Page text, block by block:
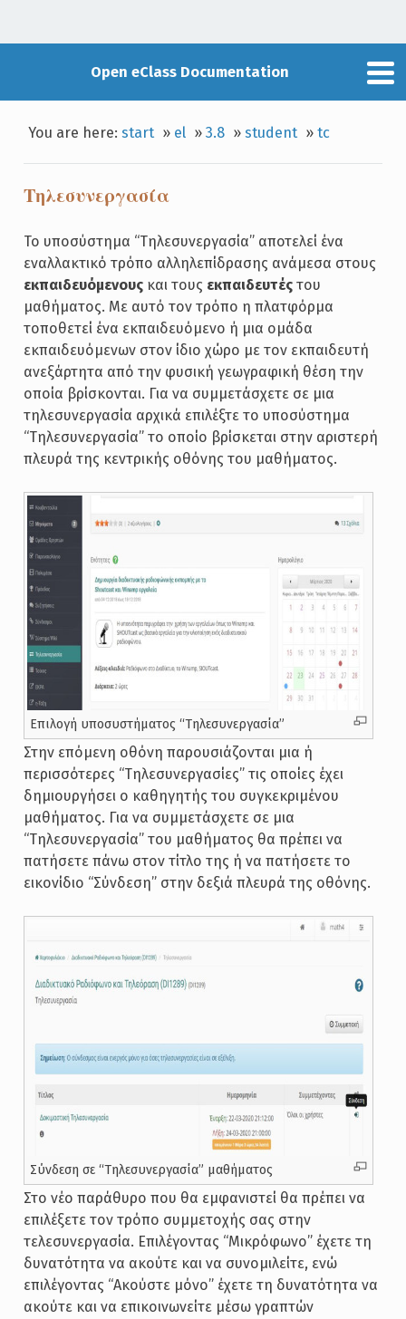
Open eClass Documentation
You are here:start » el »3.8 »student »tc
Τηλεσυνεργασία
Το υποσύστημα “Τηλεσυνεργασία” αποτελεί ένα
εναλλακτικό τρόπο αλληλεπίδρασης ανάμεσα στους
εκπαιδευόμενουςκαι τους εκπαιδευτέςτου
μαθήματος. Με αυτό τον τρόπο η πλατφόρμα
τοποθετεί ένα εκπαιδευόμενο ή μια ομάδα
εκπαιδευόμενων στον ίδιο χώρο με τον εκπαιδευτή
ανεξάρτητα από την φυσική γεωγραφική θέση την
οποία βρίσκονται. Για να συμμετάσχετε σε μια
τηλεσυνεργασία αρχικά επιλέξτε το υποσύστημα
“Τηλεσυνεργασία” το οποίο βρίσκεται στην αριστερή
πλευρά της κεντρικής οθόνης του μαθήματος.
Επιλογή υποσυστήματος “Τηλεσυνεργασία”
Στην επόμενη οθόνη παρουσιάζονται μια ή
περισσότερες “Τηλεσυνεργασίες” τις οποίες έχει
δημιουργήσει ο καθηγητής του συγκεκριμένου
μαθήματος. Για να συμμετάσχετε σε μια
“Tηλεσυνεργασία” του μαθήματος θα πρέπει να
πατήσετε πάνω στον τίτλο της ή να πατήσετε το
εικονίδιο “Σύνδεση” στην δεξιά πλευρά της οθόνης.
Σύνδεση σε “Τηλεσυνεργασία” μαθήματος
Στο νέο παράθυρο που θα εμφανιστεί θα πρέπει να
επιλέξετε τον τρόπο συμμετοχής σας στην
τελεσυνεργασία. Επιλέγοντας “Μικρόφωνο” έχετε τη
δυνατότητα να ακούτε και να συνομιλείτε, ενώ
επιλέγοντας “Ακούστε μόνο” έχετε τη δυνατότητα να
ακούτε και να επικοινωνείτε μέσω γραπτών